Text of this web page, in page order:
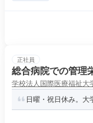
正社員
総合病院での管理
学校法人国際医療福祉大
日曜・祝日休み。大